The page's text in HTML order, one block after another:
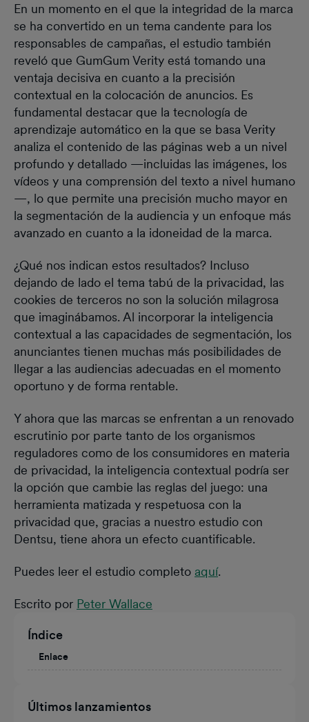
Índice
Enlace
Últimos lanzamientos
En un momento en el que la integridad de la marca
se ha convertido en un tema candente para los
responsables de campañas, el estudio también
reveló que GumGum Verity está tomando una
ventaja decisiva en cuanto a la precisión
contextual en la colocación de anuncios. Es
fundamental destacar que la tecnología de
aprendizaje automático en la que se basa Verity
analiza el contenido de las páginas web a un nivel
profundo y detallado —incluidas las imágenes, los
vídeos y una comprensión del texto a nivel humano
—, lo que permite una precisión mucho mayor en
la segmentación de la audiencia y un enfoque más
avanzado en cuanto a la idoneidad de la marca.
¿Qué nos indican estos resultados? Incluso
dejando de lado el tema tabú de la privacidad, las
cookies de terceros no son la solución milagrosa
que imaginábamos. Al incorporar la inteligencia
contextual a las capacidades de segmentación, los
anunciantes tienen muchas más posibilidades de
llegar a las audiencias adecuadas en el momento
oportuno y de forma rentable.
Y ahora que las marcas se enfrentan a un renovado
escrutinio por parte tanto de los organismos
reguladores como de los consumidores en materia
de privacidad, la inteligencia contextual podría ser
la opción que cambie las reglas del juego: una
herramienta matizada y respetuosa con la
privacidad que, gracias a nuestro estudio con
Dentsu, tiene ahora un efecto cuantificable.
Puedes leer el estudio completo aquí.
Escrito por Peter Wallace